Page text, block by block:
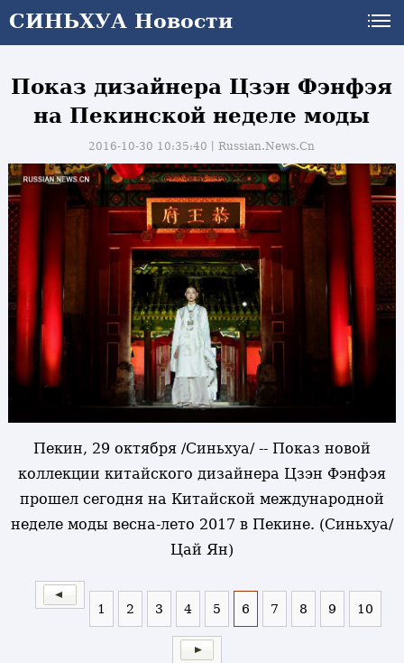
СИНЬХУА Новости
Показ дизайнера Цзэн Фэнфэя
на Пекинской неделе моды
2016-10-30 10:35:40丨Russian.News.Cn
Пекин, 29 октября /Синьхуа/ -- Показ новой
коллекции китайского дизайнера Цзэн Фэнфэя
прошел сегодня на Китайской международной
неделе моды весна-лето 2017 в Пекине. (Синьхуа/
Цай Ян)
1 2 3 4 5 6 7 8 9 10